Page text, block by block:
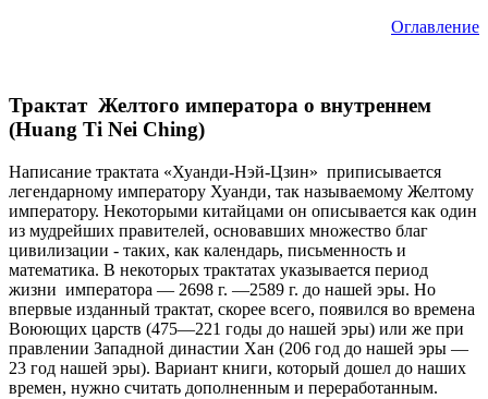
Оглавление
Трактат Желтого императора о внутреннем
(Huang Ti Nei Ching)
Написание трактата «Хуанди-Нэй-Цзин» приписывается
легендарному императору Хуанди, так называемому Желтому
императору. Некоторыми китайцами он описывается как один
из мудрейших правителей, основавших множество благ
цивилизации - таких, как календарь, письменность и
математика. В некоторых трактатах указывается период
жизни императора — 2698 г. —2589 г. до нашей эры. Но
впервые изданный трактат, скорее всего, появился во времена
Воюющих царств (475—221 годы до нашей эры) или же при
правлении Западной династии Хан (206 год до нашей эры —
23 год нашей эры). Вариант книги, который дошел до наших
времен, нужно считать дополненным и переработанным.